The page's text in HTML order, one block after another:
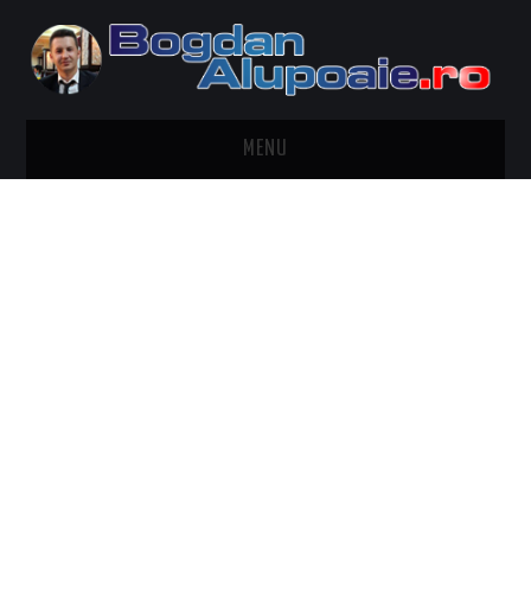
MENU